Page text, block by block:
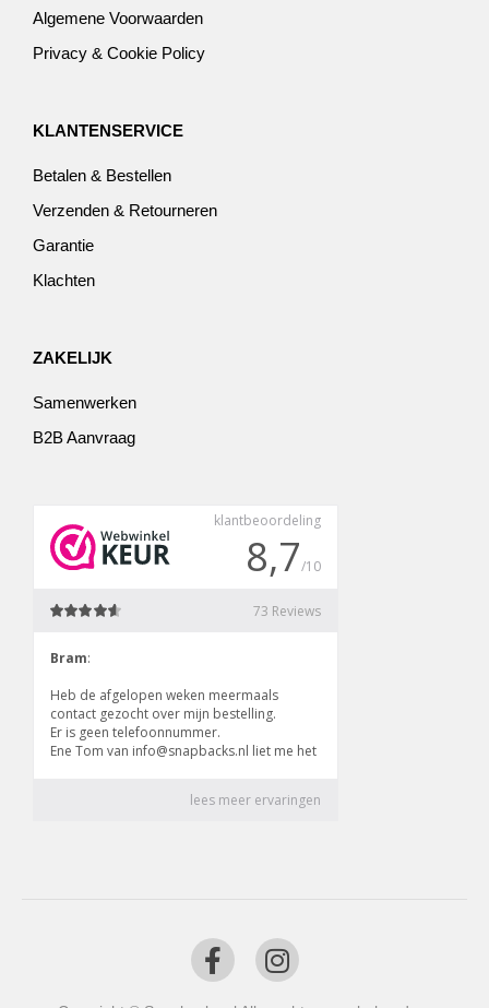
Algemene Voorwaarden
Privacy & Cookie Policy
KLANTENSERVICE
Betalen & Bestellen
Verzenden & Retourneren
Garantie
Klachten
ZAKELIJK
Samenwerken
B2B Aanvraag